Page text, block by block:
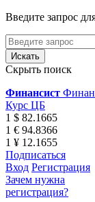
Введите запрос
Скрыть поиск
Финансист
Курс ЦБ
1 $ 82.1665
1 € 94.8366
1 ¥ 12.1655
Подписаться
Вход Регистрация
Зачем нужна
регистрация?